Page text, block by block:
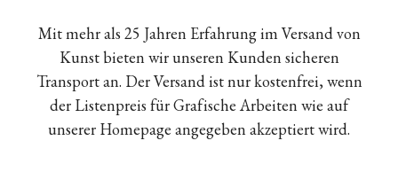
Mit mehr als 25 Jahren Erfahrung im Versand von
Kunst bieten wir unseren Kunden sicheren
Transport an. Der Versand ist nur kostenfrei, wenn
der Listenpreis für Grafische Arbeiten wie auf
unserer Homepage angegeben akzeptiert wird.